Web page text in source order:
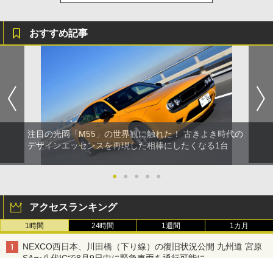
おすすめ記事
注目の光岡「M55」の世界観に触れた！ 古きよき時代の
デザインエッセンスを再現した相棒にしたくなる1台
● ● ● ● ●
アクセスランキング
1時間 24時間 1週間 1カ月
NEXCO西日本、川田橋（下り線）の復旧状況公開 九州道 宮原